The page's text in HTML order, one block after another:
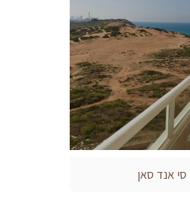
סי אנד סאן